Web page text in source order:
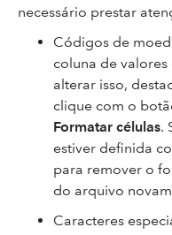
necessário prestar
Códigos de
coluna de valores
alterar isso,
clique com o
Formatar células.
estiver definida
para remover o
do arquivo
Caracteres